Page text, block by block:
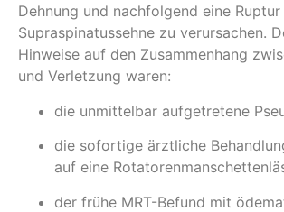
Dehnung und nachfolgend eine
Supraspinatussehne zu verursachen.
Hinweise auf den Zusammenhang
und Verletzung waren:
die unmittelbar aufgetretene
die sofortige ärztliche
auf eine
der frühe MRT-Befund mit